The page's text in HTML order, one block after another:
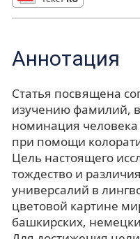
Аннотация
Статья посвящена
изучению фамилий,
номинация
при помощи
Цель настоящего
тождество и
универсалий в
цветовой картине
башкирских,